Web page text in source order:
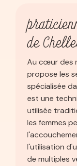
de
Au cœur des
propose les
spécialisée
est une
utilisée
les femmes
l'utilisation
de multiples